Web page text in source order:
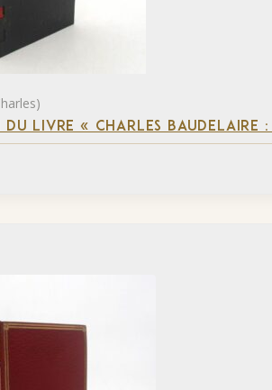
DU LIVRE « CHARLES BAUDELAIRE